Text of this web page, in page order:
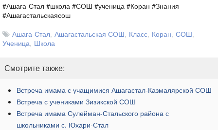
#Ашага-Стал #школа #СОШ #ученица #Коран #Знания
#Ашагастальскаясош
Ашага-Стал Ашагастальская СОШ Класс Коран СОШ
Ученица Школа
Смотрите также:
Встреча имама с учащимися Ашагастал-Казмалярской СОШ
Встреча с учениками Зизикской СОШ
Встреча имама Сулейман-Стальского района с
школьниками с. Юхари-Стал